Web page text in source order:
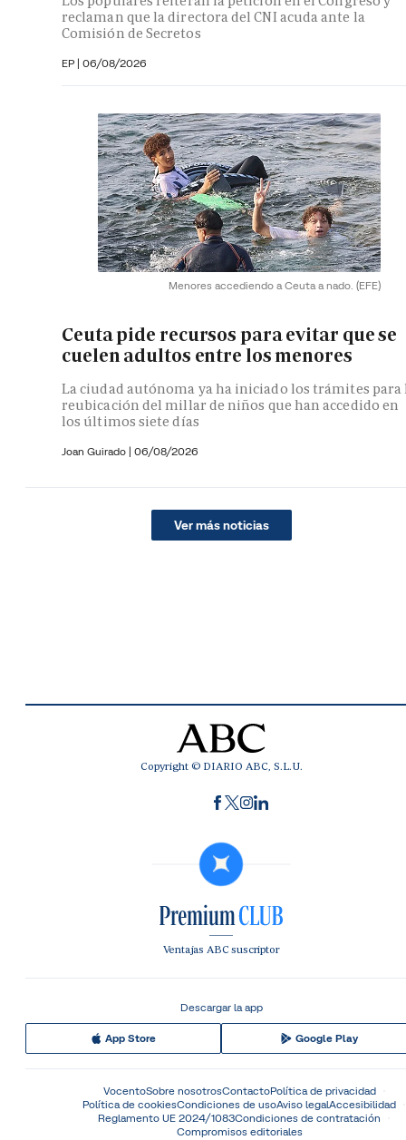
reclaman que la directora del CNI acuda ante la
Comisión de Secretos
EP | 06/08/2026
Menores accediendo a Ceuta a nado. (EFE)
Ceuta pide recursos para evitar que se
cuelen adultos entre los menores
La ciudad autónoma ya ha iniciado los trámites para
reubicación del millar de niños que han accedido en
los últimos siete días
Joan Guirado | 06/08/2026
Ver más noticias
Copyright © DIARIO ABC, S.L.U.
Ventajas ABC suscriptor
Descargar la app
App Store Google Play
VocentoSobre nosotrosContactoPolítica de privacidad
Política de cookiesCondiciones de usoAviso legalAccesibilidad
Reglamento UE 2024/1083Condiciones de contratación
Compromisos editoriales